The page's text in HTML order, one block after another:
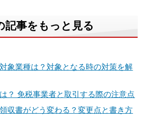
記事をもっと見る
象業種は？対象となる時の対策を解
？ 免税事業者と取引する際の注意点
収書がどう変わる？変更点と書き方